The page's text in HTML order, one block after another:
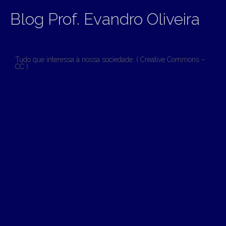
Blog Prof. Evandro Oliveira
Tudo que interessa à nossa sociedade. ( Creative Commons –
CC )